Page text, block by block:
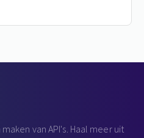
van API's. Haal meer uit